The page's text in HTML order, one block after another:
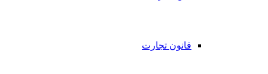
قانون تجارت